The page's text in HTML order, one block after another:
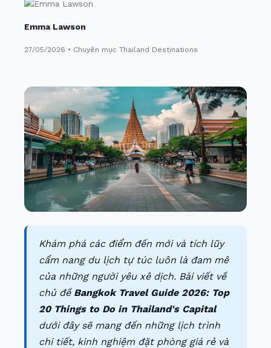
Emma Lawson
27/05/2026 • Chuyên mục Thailand Destinations
Khám phá các điểm đến mới và tích lũy
cẩm nang du lịch tự túc luôn là đam mê
của những người yêu xê dịch. Bài viết về
chủ đề Bangkok Travel Guide 2026: Top
20 Things to Do in Thailand's Capital
dưới đây sẽ mang đến những lịch trình
chi tiết, kinh nghiệm đặt phòng giá rẻ và